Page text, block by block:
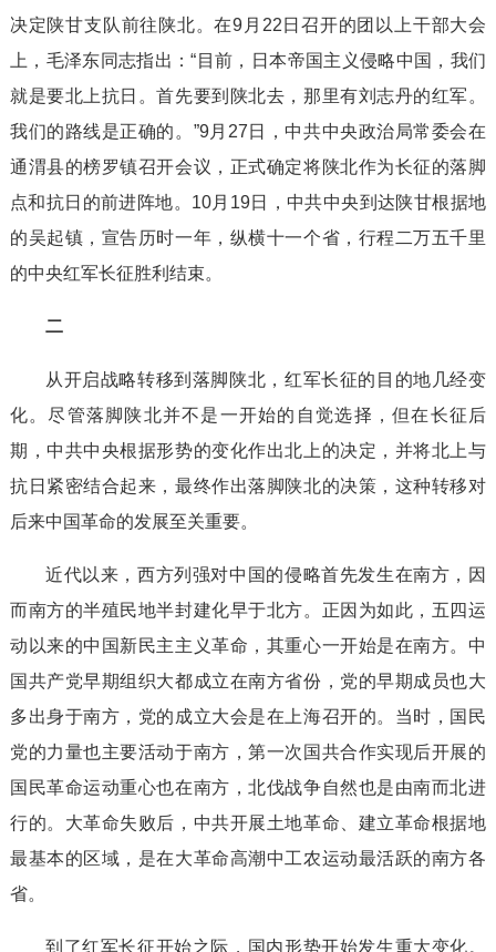
决定陕甘支队前往陕北。在9月22日召开的团以上干部大会
上，毛泽东同志指出：“目前，日本帝国主义侵略中国，我们
就是要北上抗日。首先要到陕北去，那里有刘志丹的红军。
我们的路线是正确的。”9月27日，中共中央政治局常委会在
通渭县的榜罗镇召开会议，正式确定将陕北作为长征的落脚
点和抗日的前进阵地。10月19日，中共中央到达陕甘根据地
的吴起镇，宣告历时一年，纵横十一个省，行程二万五千里
的中央红军长征胜利结束。
二
从开启战略转移到落脚陕北，红军长征的目的地几经变
化。尽管落脚陕北并不是一开始的自觉选择，但在长征后
期，中共中央根据形势的变化作出北上的决定，并将北上与
抗日紧密结合起来，最终作出落脚陕北的决策，这种转移对
后来中国革命的发展至关重要。
近代以来，西方列强对中国的侵略首先发生在南方，因
而南方的半殖民地半封建化早于北方。正因为如此，五四运
动以来的中国新民主主义革命，其重心一开始是在南方。中
国共产党早期组织大都成立在南方省份，党的早期成员也大
多出身于南方，党的成立大会是在上海召开的。当时，国民
党的力量也主要活动于南方，第一次国共合作实现后开展的
国民革命运动重心也在南方，北伐战争自然也是由南而北进
行的。大革命失败后，中共开展土地革命、建立革命根据地
最基本的区域，是在大革命高潮中工农运动最活跃的南方各
省。
到了红军长征开始之际，国内形势开始发生重大变化。